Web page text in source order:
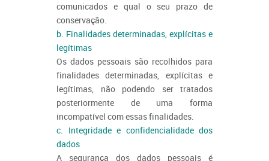
comunicados e qual o seu prazo de
conservação.
b. Finalidades determinadas, explícitas e
legítimas
Os dados pessoais são recolhidos para
finalidades determinadas, explícitas e
legítimas, não podendo ser tratados
posteriormente de uma forma
incompatível com essas finalidades.
c. Integridade e confidencialidade dos
dados
A segurança dos dados pessoais é